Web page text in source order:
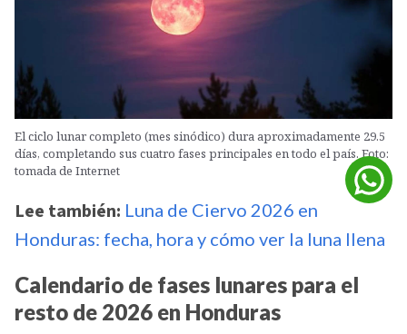
El ciclo lunar completo (mes sinódico) dura aproximadamente 29.5
días, completando sus cuatro fases principales en todo el país. Foto:
tomada de Internet
Lee también: Luna de Ciervo 2026 en
Honduras: fecha, hora y cómo ver la luna llena
Calendario de fases lunares para el
resto de 2026 en Honduras